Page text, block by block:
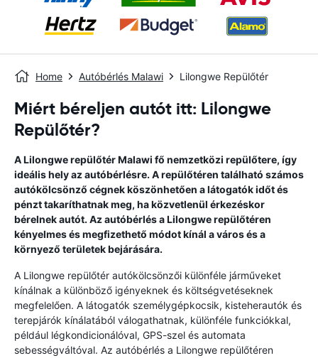
Home Autóbérlés Malawi Lilongwe Repülőtér
Miért béreljen autót itt: Lilongwe
Repülőtér?
A Lilongwe repülőtér Malawi fő nemzetközi repülőtere, így
ideális hely az autóbérlésre. A repülőtéren található számos
autókölcsönző cégnek köszönhetően a látogatók időt és
pénzt takaríthatnak meg, ha közvetlenül érkezéskor
bérelnek autót. Az autóbérlés a Lilongwe repülőtéren
kényelmes és megfizethető módot kínál a város és a
környező területek bejárására.
A Lilongwe repülőtér autókölcsönzői különféle járműveket
kínálnak a különböző igényeknek és költségvetéseknek
megfelelően. A látogatók személygépkocsik, kisteherautók és
terepjárók kínálatából válogathatnak, különféle funkciókkal,
például légkondicionálóval, GPS-szel és automata
sebességváltóval. Az autóbérlés a Lilongwe repülőtéren